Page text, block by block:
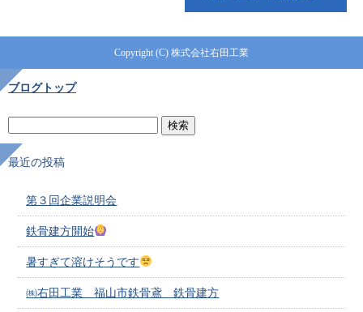
Copyright (C) 株式会社右田工業
ブログトップ
最近の投稿
第３回企業説明会
鉄骨建方開始
暑すぎて溶けそうです
㈱右田工業 福山市鉄骨鳶 鉄骨建方